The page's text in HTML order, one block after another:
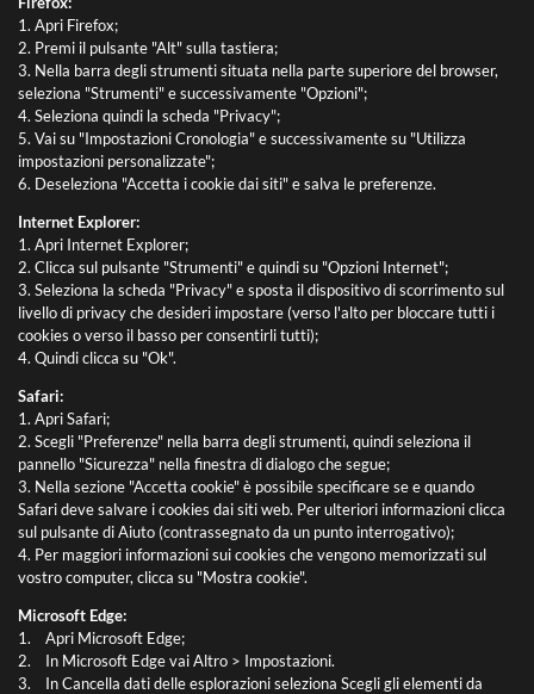
1. Apri Firefox;
2. Premi il pulsante "Alt" sulla tastiera;
3. Nella barra degli strumenti situata nella parte superiore del browser,
seleziona "Strumenti" e successivamente "Opzioni";
4. Seleziona quindi la scheda "Privacy";
5. Vai su "Impostazioni Cronologia" e successivamente su "Utilizza
impostazioni personalizzate";
6. Deseleziona "Accetta i cookie dai siti" e salva le preferenze.
Internet Explorer:
1. Apri Internet Explorer;
2. Clicca sul pulsante "Strumenti" e quindi su "Opzioni Internet";
3. Seleziona la scheda "Privacy" e sposta il dispositivo di scorrimento sul
livello di privacy che desideri impostare (verso l'alto per bloccare tutti i
cookies o verso il basso per consentirli tutti);
4. Quindi clicca su "Ok".
Safari:
1. Apri Safari;
2. Scegli "Preferenze" nella barra degli strumenti, quindi seleziona il
pannello "Sicurezza" nella finestra di dialogo che segue;
3. Nella sezione "Accetta cookie" è possibile specificare se e quando
Safari deve salvare i cookies dai siti web. Per ulteriori informazioni clicca
sul pulsante di Aiuto (contrassegnato da un punto interrogativo);
4. Per maggiori informazioni sui cookies che vengono memorizzati sul
vostro computer, clicca su "Mostra cookie".
Microsoft Edge:
1. Apri Microsoft Edge;
2. In Microsoft Edge vai Altro > Impostazioni.
3. In Cancella dati delle esplorazioni seleziona Scegli gli elementi da